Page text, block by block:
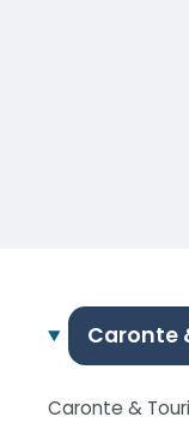
Caronte
Caronte &